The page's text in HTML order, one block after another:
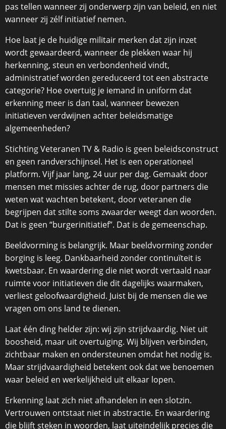
pas tellen wanneer zij onderwerp zijn van beleid, en niet
wanneer zij zélf initiatief nemen.
Hoe laat je de huidige militair merken dat zijn inzet
wordt gewaardeerd, wanneer de plekken waar hij
herkenning, steun en verbondenheid vindt,
administratief worden gereduceerd tot een abstracte
categorie? Hoe overtuig je iemand in uniform dat
erkenning meer is dan taal, wanneer bewezen
initiatieven verdwijnen achter beleidsmatige
algemeenheden?
Stichting Veteranen TV & Radio is geen beleidsconstruct
en geen randverschijnsel. Het is een operationeel
platform. Vijf jaar lang, 24 uur per dag. Gemaakt door
mensen met missies achter de rug, door partners die
weten wat wachten betekent, door veteranen die
begrijpen dat stilte soms zwaarder weegt dan woorden.
Dat is geen “burgerinitiatief”. Dat is de gemeenschap.
Beeldvorming is belangrijk. Maar beeldvorming zonder
borging is leeg. Dankbaarheid zonder continuïteit is
kwetsbaar. En waardering die niet wordt vertaald naar
ruimte voor initiatieven die dit dagelijks waarmaken,
verliest geloofwaardigheid. Juist bij de mensen die we
vragen om ons land te dienen.
Laat één ding helder zijn: wij zijn strijdvaardig. Niet uit
boosheid, maar uit overtuiging. Wij blijven verbinden,
zichtbaar maken en ondersteunen omdat het nodig is.
Maar strijdvaardigheid betekent ook dat we benoemen
waar beleid en werkelijkheid uit elkaar lopen.
Erkenning laat zich niet afhandelen in een slotzin.
Vertrouwen ontstaat niet in abstractie. En waardering
die blijft steken in woorden, laat uiteindelijk precies die